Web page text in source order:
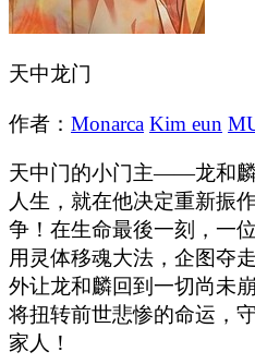
天中龙门
作者： Monarca Kim eun
天中门的小门主——龙和
人生，就在他决定重新振
争！在生命最後一刻，一
用灵体移魂大法，企图夺
外让龙和麟回到一切尚未
将扭转前世悲惨的命运，
家人！